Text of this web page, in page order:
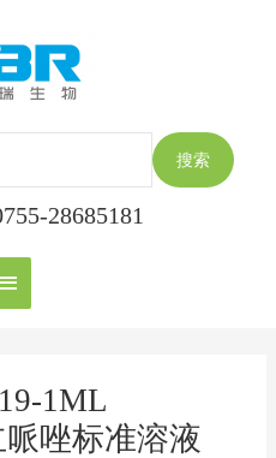
搜索
28685181
1ML
唑标准溶液